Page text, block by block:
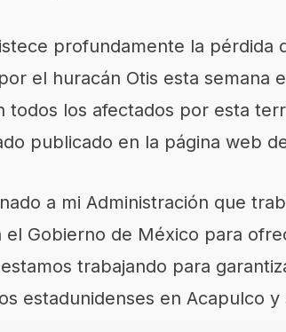
profundamente la pérdida
el huracán Otis esta semana
todos los afectados por esta
publicado en la página web
a mi Administración que
el Gobierno de México para
trabajando para
estadunidenses en Acapulco